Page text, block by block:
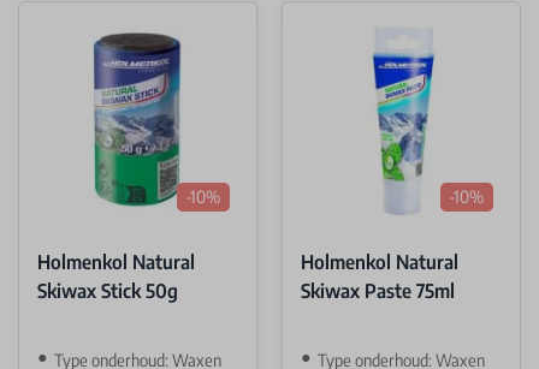
-10%
Holmenkol Natural
Skiwax Stick 50g
Type onderhoud: Waxen
-10%
Holmenkol Natural
Skiwax Paste 75ml
Type onderhoud: Waxen